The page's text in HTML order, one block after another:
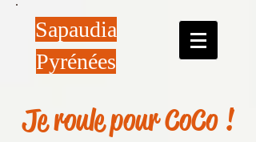
Sapaudia
Pyrénées
Je roule pour CoCo !